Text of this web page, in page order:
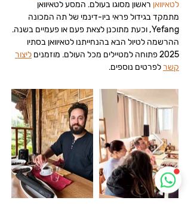
לטאיוואן ראשון מסוגו בעולם. המסע לטאיוואן
מתמקד בגידול פראי ביו-דינמי של תה המכונה
Yefang, וכעת מתוכנן לצאת פעם או פעמיים בשנה.
ההרשמה לטיול הבא בהנחייתנו לטאיוואן בסתיו
2025 פתוחה למטיילים מכל העולם. מוזמנים
ליצור
קשרלפרטים נוספים.